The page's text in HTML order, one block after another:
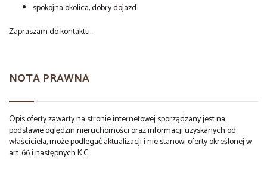
spokojna okolica, dobry dojazd
Zapraszam do kontaktu.
NOTA PRAWNA
Opis oferty zawarty na stronie internetowej sporządzany jest na
podstawie oględzin nieruchomości oraz informacji uzyskanych od
właściciela, może podlegać aktualizacji i nie stanowi oferty określonej w
art. 66 i następnych K.C.